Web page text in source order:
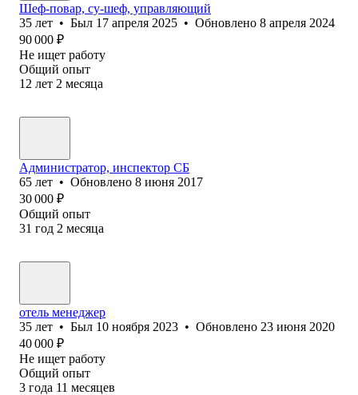
Шеф-повар, су-шеф, управляющий
35 лет • Был 17 апреля 2025 • Обновлено 8 апреля 2024
90 000 ₽
Не ищет работу
Общий опыт
12 лет 2 месяца
Администратор, инспектор СБ
65 лет • Обновлено 8 июня 2017
30 000 ₽
Общий опыт
31 год 2 месяца
отель менеджер
35 лет • Был 10 ноября 2023 • Обновлено 23 июня 2020
40 000 ₽
Не ищет работу
Общий опыт
3 года 11 месяцев